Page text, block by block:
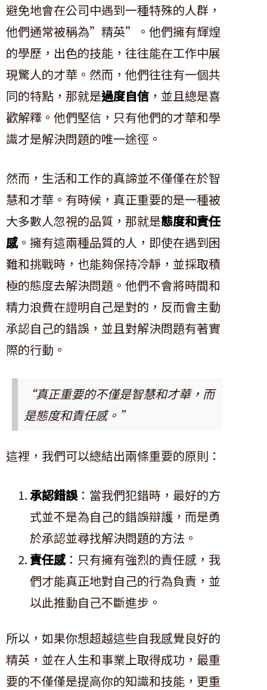
避免地會在公司中遇到一種特殊的人群，
他們通常被稱為”精英”。他們擁有輝煌
的學歷，出色的技能，往往能在工作中展
現驚人的才華。然而，他們往往有一個共
同的特點，那就是過度自信 ，並且總是喜
歡解釋。他們堅信，只有他們的才華和學
識才是解決問題的唯一途徑。
然而，生活和工作的真諦並不僅僅在於智
慧和才華。有時候，真正重要的是一種被
大多數人忽視的品質，那就是態度和責任
感。擁有這兩種品質的人，即使在遇到困
難和挑戰時，也能夠保持冷靜，並採取積
極的態度去解決問題。他們不會將時間和
精力浪費在證明自己是對的，反而會主動
承認自己的錯誤，並且對解決問題有著實
際的行動。
“真正重要的不僅是智慧和才華，而
是態度和責任感。”
這裡，我們可以總結出兩條重要的原則：
承認錯誤：當我們犯錯時，最好的方
式並不是為自己的錯誤辯護，而是勇
於承認並尋找解決問題的方法。
責任感：只有擁有強烈的責任感，我
們才能真正地對自己的行為負責，並
以此推動自己不斷進步。
所以，如果你想超越這些自我感覺良好的
精英，並在人生和事業上取得成功，最重
要的不僅僅是提高你的知識和技能，更重